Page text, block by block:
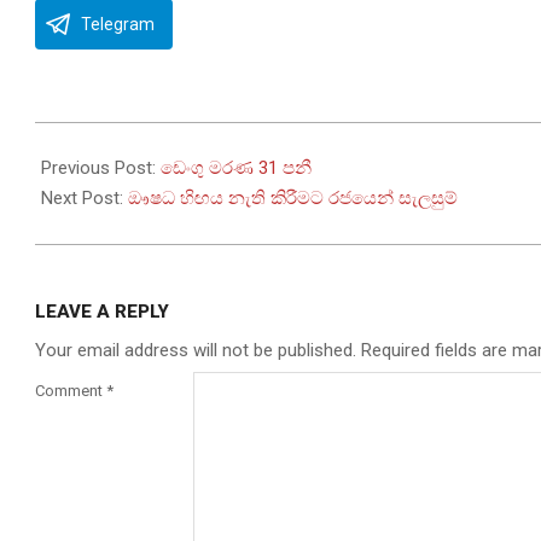
Telegram
07-
03
Previous Post: ඩෙංගු මරණ 31 පනී
Next Post: ඖෂධ හිඟය නැති කිරීමට රජයෙන් සැලසුම්
LEAVE A REPLY
Your email address will not be published. Required fields are
Comment *